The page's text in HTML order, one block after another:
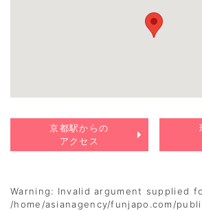
京都駅からの
アクセス
Warning: Invalid argument supplied
/home/asianagency/funjapo.com/